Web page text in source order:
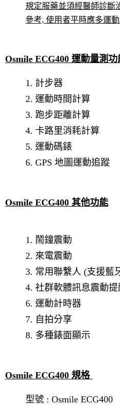
規定服藥並須經醫師診斷
參考, 使用者平時應多運
Osmile ECG400 運動量測功
1. 計步器
2. 運動時間計算
3. 跑步距離計算
4. 卡路里消耗計算
5. 運動碼錶
6. GPS 地圖運動追蹤
Osmile ECG400 其他功能
1. 鬧鐘震動
2. 來電震動
3. 常用聯繫人 (支援藍
4. 社群軟體訊息震動
6. 運動計時器
7. 自拍分享
8. 多種錶面顯示
Osmile ECG400 規格
型號 : Osmile ECG400